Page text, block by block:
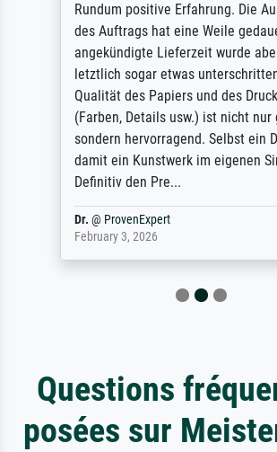
Rundum positive Erfahrung. Die
des Auftrags hat eine Weile
angekündigte Lieferzeit wurde
letztlich sogar etwas
Qualität des Papiers und des
(Farben, Details usw.) ist nicht nur
sondern hervorragend. Selbst ein
damit ein Kunstwerk im eigenen
Definitiv den Pre...
Dr. @ ProvenExpert
February 3, 2026
Questions
posées sur